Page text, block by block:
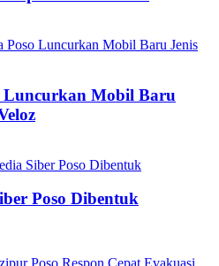
Luncurkan Mobil Baru
Poso Dibentuk